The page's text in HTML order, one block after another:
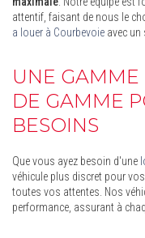
attentif, faisant de nous le
a louer à Courbevoie avec un
UNE GAMME
DE GAMME
BESOINS
Que vous ayez besoin d'une
véhicule plus discret pour
toutes vos attentes. Nos
performance, assurant à